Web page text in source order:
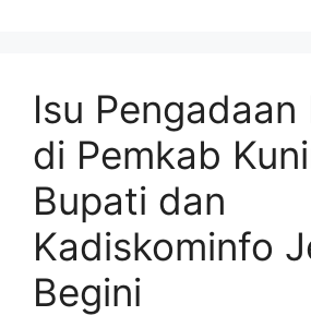
Isu Pengadaan
di Pemkab
Bupati dan
Kadiskominfo
Begini